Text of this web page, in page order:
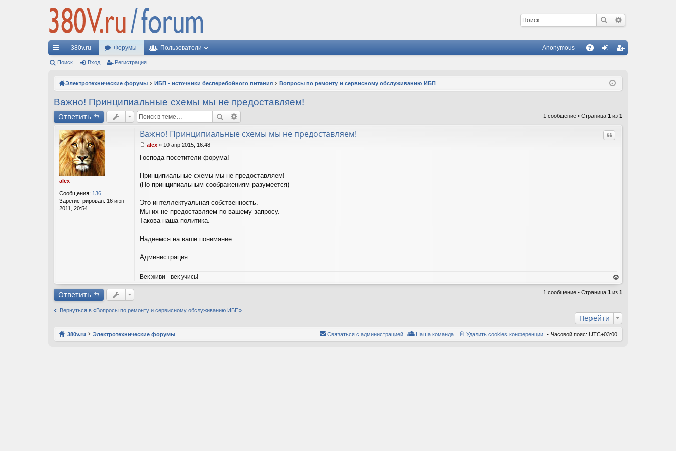
С
с
380v.ru Форумы Пользователи Anonymous
ис
ия
Поиск Вход Регистрация
Электротехнические форумы ИБП - источники бесперебойного питания Вопросы по ремонту и сервисному обслуживанию ИБП
Важно! Принципиальные схемы мы не предоставляем!
Ответить 1 сообщение • Страница 1 из 1
alex
Сообщения: 136
Зарегистрирован: 16 июн
2011, 20:54
Важно! Принципиальные схемы мы не предоставляем! Цитата
о
б
щ
е
и
е
alex » 10 апр 2015, 16:48
Господа посетители форума!
Принципиальные схемы мы не предоставляем!
(По принципиальным соображениям разумеется)
Это интеллектуальная собственность.
Мы их не предоставляем по вашему запросу.
Такова наша политика.
Надеемся на ваше понимание.
Администрация
Век живи - век учись!
ер
ну
на
лу
Ответить 1 сообщение • Страница 1 из 1
Вернуться в «Вопросы по ремонту и сервисному обслуживанию ИБП»
Перейти
380v.ru Электротехнические форумы Часовой пояс: UTC+03:00
Удалить cookies конференции
Наша команда
Связаться с администрацией